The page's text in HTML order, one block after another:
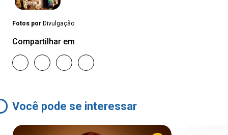
Fotos por Divulgação
Compartilhar em
Você pode se interessar